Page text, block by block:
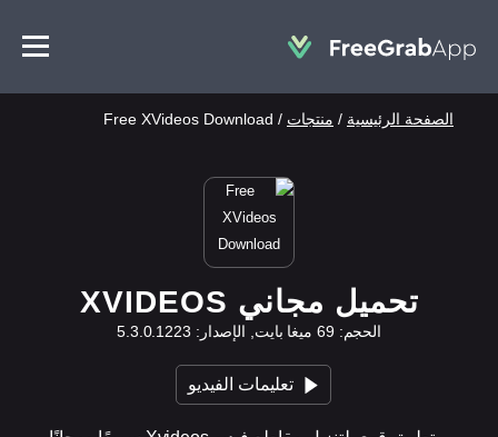
الصفحة الرئيسية / منتجات /
Free XVideos Download
تحميل مجاني XVIDEOS
الحجم: 69 ميغا بايت, الإصدار: 5.3.0.1223
تعليمات الفيديو